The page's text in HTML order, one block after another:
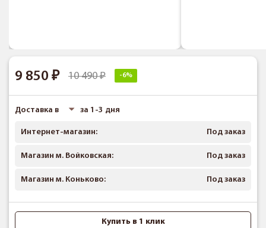
9 850 10 490 -6%
Доставка в за 1-3 дня
Интернет-магазин: Под заказ
Магазин м. Войковская: Под заказ
Магазин м. Коньково: Под заказ
Купить в 1 клик